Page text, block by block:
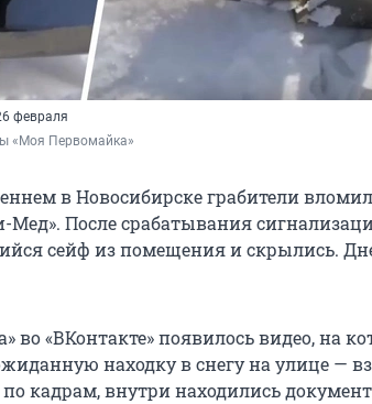
февраля
«Моя Первомайка»
в Новосибирске грабители
После срабатывания
сейф из помещения и скрылись.
во «ВКонтакте» появилось видео, на
находку в снегу на улице —
кадрам, внутри находились